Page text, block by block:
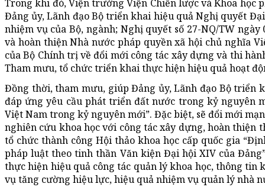
Trong khi đó, Viện trưởng Viện Chiến lược và Khoa học
Đảng ủy, Lãnh đạo Bộ triển khai hiệu quả Nghị quyết
nhiệm vụ của Bộ, ngành; Nghị quyết số 27-NQ/TW
và hoàn thiện Nhà nước pháp quyền xã hội chủ nghĩa
của Bộ Chính trị về đổi mới công tác xây dựng và thi
Tham mưu, tổ chức triển khai thực hiện hiệu quả hoạt
Đồng thời, tham mưu, giúp Đảng ủy, Lãnh đạo Bộ triển
đáp ứng yêu cầu phát triển đất nước trong kỷ nguyên
Việt Nam trong kỷ nguyên mới”. Đặc biệt, sẽ đổi mới
nghiên cứu khoa học với công tác xây dựng, hoàn thiện
tổ chức thành công Hội thảo khoa học cấp quốc gia
pháp luật theo tinh thần Văn kiện Đại hội XIV của
thực hiện hiệu quả công tác quản lý khoa học, thông tin
vụ tăng cường hiệu lực, hiệu quả nhiệm vụ quản lý nhà